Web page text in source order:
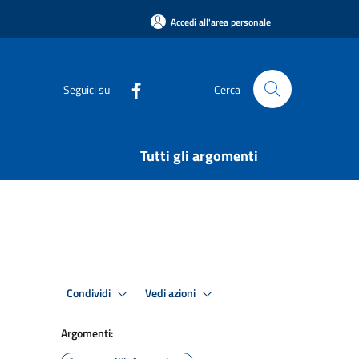
Accedi all'area personale
Seguici su Cerca
Tutti gli argomenti
Condividi Vedi azioni
Argomenti: